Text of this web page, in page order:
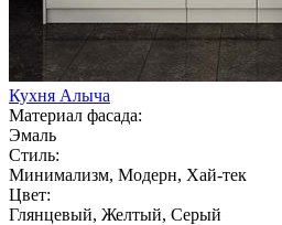
Кухня Алыча
Материал фасада:
Эмаль
Стиль:
Минимализм, Модерн, Хай-тек
Цвет:
Глянцевый, Желтый, Серый